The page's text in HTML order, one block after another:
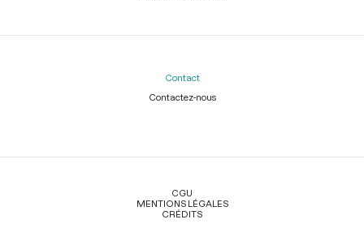
Contact
Contactez-nous
Légal
CGU
MENTIONS LÉGALES
CRÉDITS